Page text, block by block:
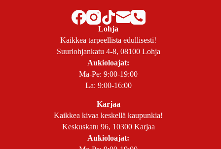
Lohja
Kaikkea tarpeellista edullisesti!
Suurlohjankatu 4-8, 08100 Lohja
Aukioloajat:
Ma-Pe: 9:00-19:00
La: 9:00-16:00
Karjaa
Kaikkea kivaa keskellä kaupunkia!
Keskuskatu 96, 10300 Karjaa
Aukioloajat: